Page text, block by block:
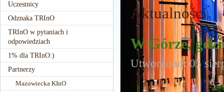
Uczestnicy
Odznaka TRInO
TRInO w pytaniach i
odpowiedziach
1% dla TRInO:)
Partnerzy
Mazowiecka KInO
Aktualności
W Górze,
Utworzono: 05